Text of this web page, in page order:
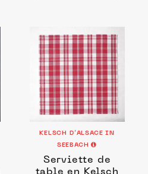
KELSCH D’ALSACE IN
SEEBACH
Serviette de